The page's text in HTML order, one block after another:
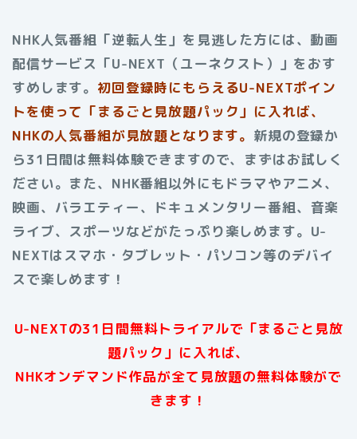
NHK人気番組「逆転人生」を見逃した方には、動画
配信サービス「U-NEXT（ユーネクスト）」をおす
すめします。 初回登録時にもらえるU-NEXTポイン
トを使って「まるごと見放題パック」に入れば、
NHKの人気番組が見放題となります。 新規の登録か
ら31日間は無料体験できますので、まずはお試しく
ださい。また、NHK番組以外にもドラマやアニメ、
映画、バラエティー、ドキュメンタリー番組、音楽
ライブ、スポーツなどがたっぷり楽しめます。U-
NEXTはスマホ・タブレット・パソコン等のデバイ
スで楽しめます！
U-NEXTの31日間無料トライアルで「まるごと見放
題パック」に入れば、
NHKオンデマンド作品が全て見放題の無料体験がで
きます！